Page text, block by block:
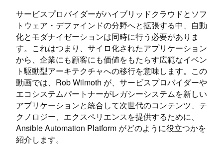
サービスプロバイダーがハイブリッドクラウドとソフ
トウェア・デファインドの分野へと拡張する中、自動
化とモダナイゼーションは同時に行う必要がありま
す。これはつまり、サイロ化されたアプリケーション
から、企業にも顧客にも価値をもたらす広範なイベン
ト駆動型アーキテクチャへの移行を意味します。この
動画では、Rob Wilmoth が、サービスプロバイダーや
エコシステムパートナーがレガシーシステムを新しい
アプリケーションと統合して次世代のコンテンツ、テ
クノロジー、エクスペリエンスを提供するために、
Ansible Automation Platform がどのように役立つかを
紹介します。